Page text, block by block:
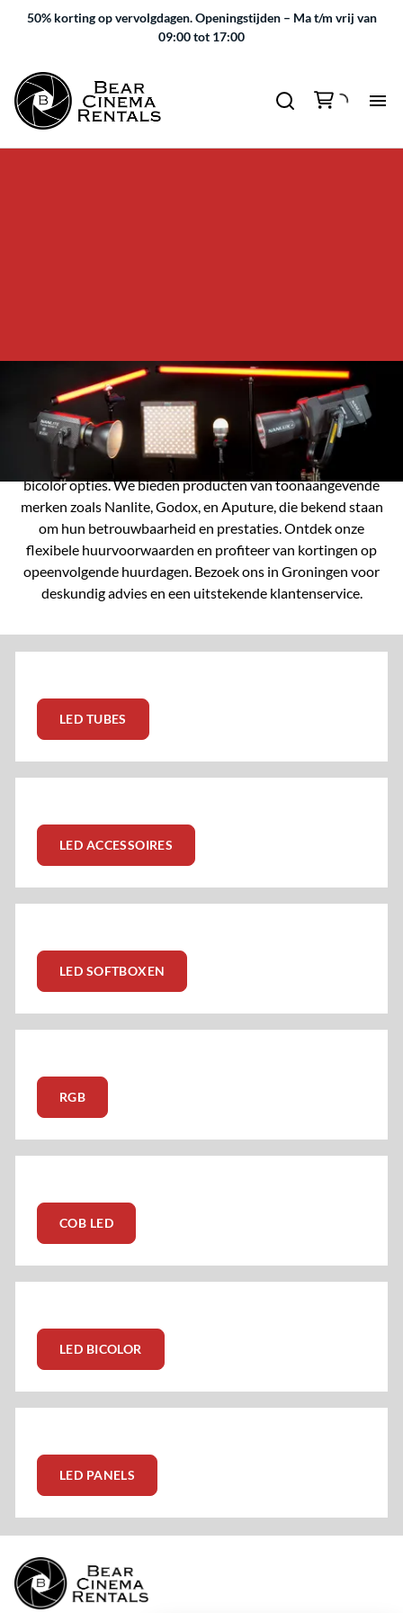
50% korting op vervolgdagen. Openingstijden – Ma t/m vrij van
09:00 tot 17:00
Verken ons uitgebreide assortiment LED-verlichting! Onze
collectie omvat een verscheidenheid aan LED-tubes,
accessoires, en softboxen, evenals RGB, COB LED's en
bicolor opties. We bieden producten van toonaangevende
merken zoals Nanlite, Godox, en Aputure, die bekend staan
om hun betrouwbaarheid en prestaties. Ontdek onze
flexibele huurvoorwaarden en profiteer van kortingen op
opeenvolgende huurdagen. Bezoek ons in Groningen voor
deskundig advies en een uitstekende klantenservice.
LED TUBES
LED ACCESSOIRES
LED SOFTBOXEN
RGB
COB LED
LED BICOLOR
LED PANELS